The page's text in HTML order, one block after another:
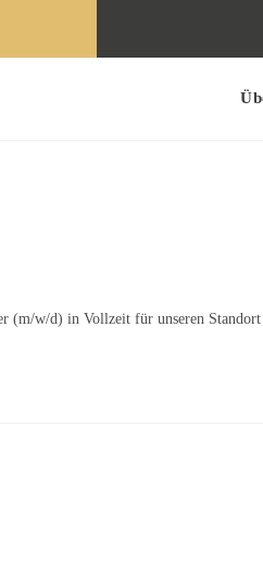
(m/w/d) in Vollzeit für unseren